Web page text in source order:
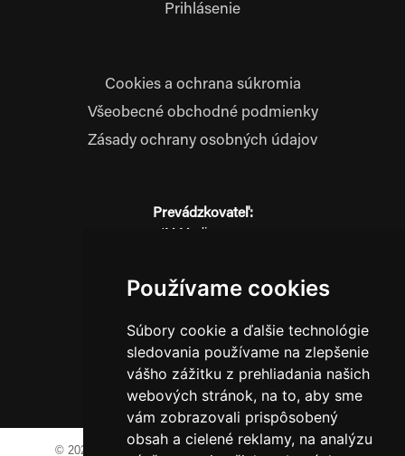
Používame cookies
Súbory cookie a ďalšie technológie
sledovania používame na zlepšenie
vášho zážitku z prehliadania našich
webových stránok, na to, aby sme
vám zobrazovali prispôsobený
obsah a cielené reklamy, na analýzu
Prihlásenie
Cookies a ochrana súkromia
Všeobecné obchodné podmienky
Zásady ochrany osobných údajov
Prevádzkovateľ:
DIČ: 2121076738
0911 955 646
© 2023-2024 JM Media, s.r.o.Všetky práva vyhradené.